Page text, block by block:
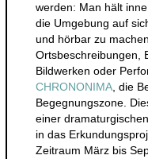
werden: Man hält
die Umgebung auf
und hörbar zu
Ortsbeschreibungen,
Bildwerken oder
CHRONONIMA, die
Begegnungszone.
einer
in das
Zeitraum März bis